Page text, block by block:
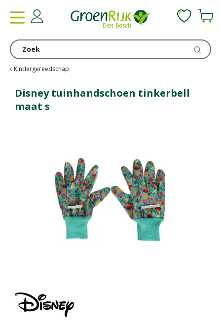
Kindergereedschap
Disney tuinhandschoen tinkerbell
maat s